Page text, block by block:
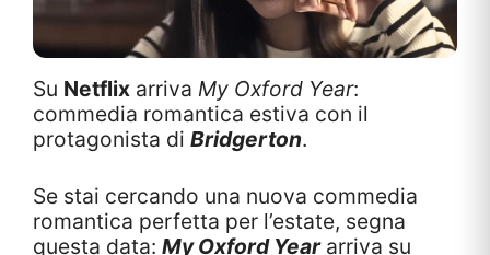
Su Netflix arriva My Oxford Year:
commedia romantica estiva con il
protagonista di Bridgerton.
Se stai cercando una nuova commedia
romantica perfetta per l’estate, segna
questa data: My Oxford Yeararriva su